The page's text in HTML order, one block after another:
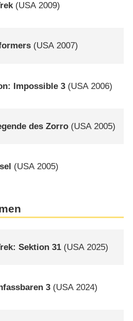
(USA2009)
(USA2007)
Impossible 3 (USA 2006)
des Zorro (USA2005)
(USA2005)
Sektion 31 (USA2025)
3 (USA2024)